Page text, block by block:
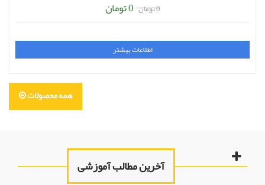
0 تومان 0 تومان
اطلاعات بیشتر
همه محصولات
آخرین مطالب آموزشی